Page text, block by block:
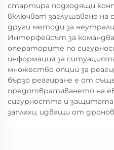
стартира подходящи
включват заглушаване на
други методи за
Интерфейсът за
операторите по
информация за
множество опции за
бързо реагиране е от
предотвратяването на
сигурността и
заплахи, идващи от